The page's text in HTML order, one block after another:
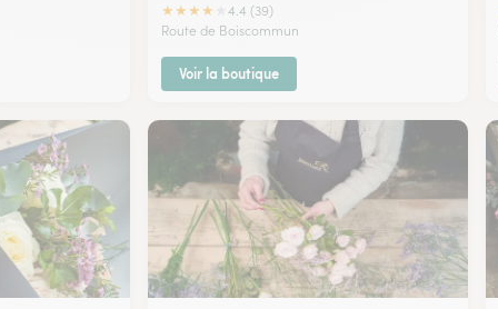
★★★★
4.4 (39)
Route de Boiscommun
Voir la boutique